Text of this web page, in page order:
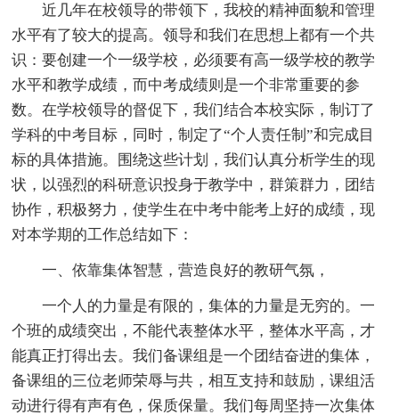
近几年在校领导的带领下，我校的精神面貌和管理
水平有了较大的提高。领导和我们在思想上都有一个共
识：要创建一个一级学校，必须要有高一级学校的教学
水平和教学成绩，而中考成绩则是一个非常重要的参
数。在学校领导的督促下，我们结合本校实际，制订了
学科的中考目标，同时，制定了“个人责任制”和完成目
标的具体措施。围绕这些计划，我们认真分析学生的现
状，以强烈的科研意识投身于教学中，群策群力，团结
协作，积极努力，使学生在中考中能考上好的成绩，现
对本学期的工作总结如下：
一、依靠集体智慧，营造良好的教研气氛，
一个人的力量是有限的，集体的力量是无穷的。一
个班的成绩突出，不能代表整体水平，整体水平高，才
能真正打得出去。我们备课组是一个团结奋进的集体，
备课组的三位老师荣辱与共，相互支持和鼓励，课组活
动进行得有声有色，保质保量。我们每周坚持一次集体